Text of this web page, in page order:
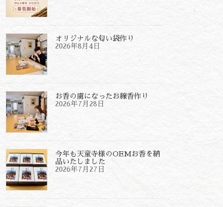
オリジナルな匂い袋作り
2026年8月4日
お香の虜になったお線香作り
2026年7月28日
今年も天童寺様のOEMお香を納
品いたしました
2026年7月27日